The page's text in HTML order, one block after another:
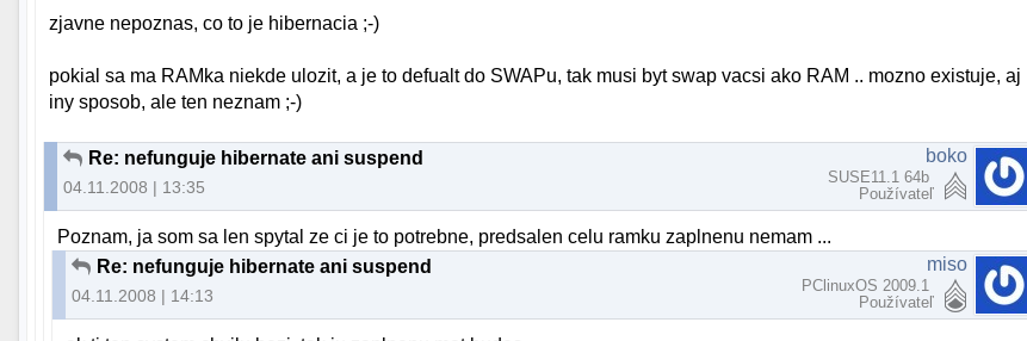
zjavne nepoznas, co to je hibernacia ;-)
pokial sa ma RAMka niekde ulozit, a je to defualt do SWAPu, tak musi byt swap vacsi ako RAM .. mozno existuje, aj
iny sposob, ale ten neznam ;-)
Re: nefunguje hibernate ani suspend
04.11.2008 | 13:35
boko
SUSE11.1 64b
Používateľ
Poznam, ja som sa len spytal ze ci je to potrebne, predsalen celu ramku zaplnenu nemam ...
Re: nefunguje hibernate ani suspend
04.11.2008 | 14:13
miso
PClinuxOS 2009.1
Používateľ